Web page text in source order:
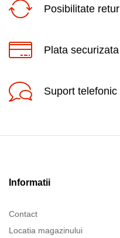
Posibilitate retur
Plata securizata
Suport telefonic
Informatii
Contact
Locatia magazinului